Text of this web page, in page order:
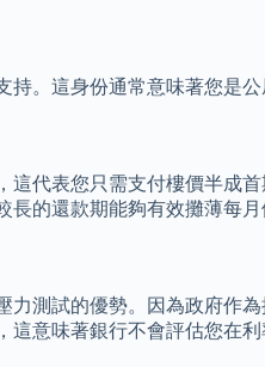
。這身份通常意味著您是
代表您只需支付樓價半成
的還款期能夠有效攤薄每
測試的優勢。因為政府作
意味著銀行不會評估您在